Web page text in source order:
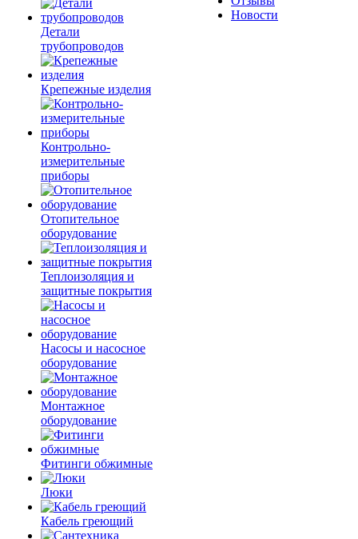
Детали
трубопроводов
Крепежные изделия
Контрольно-
измерительные
приборы
Отопительное
оборудование
Теплоизоляция и
защитные покрытия
Насосы и насосное
оборудование
Монтажное
оборудование
Фитинги обжимные
Люки
Кабель греющий
Новости